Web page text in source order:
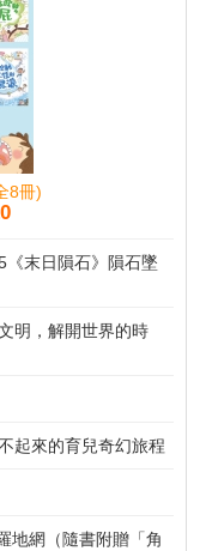
8冊)
《末日隕石》隕石墜
明，解開世界的時
起來的育兒奇幻旅程
地網（隨書附贈「角